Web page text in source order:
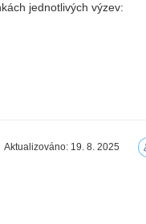
jednotlivých výzev:
Aktualizováno: 19. 8. 2025